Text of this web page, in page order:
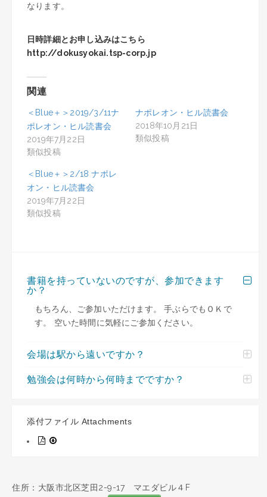
なります。
日時詳細とお申し込みはこちら
http://dokusyokai.tsp-corp.jp
関連
＜Blue＋＞2019/3/11ナ
ポレオン・ヒル読書会
2019年7月22日
類似投稿
ナポレオン・ヒル読書会
2018年10月21日
類似投稿
＜Blue＋＞2/18 ナポレ
オン・ヒル読書会
2019年7月22日
類似投稿
書籍を持っていないのですが、参加できます
か？
もちろん、ご参加いただけます。 手ぶらでもＯＫで
す。 空いた時間に気軽にご参加ください。
会場は駅から遠いですか？
勉強会は何時から何時までですか？
添付ファイル Attachments
住所：大阪市北区芝田2-9-17 マエダビル４F